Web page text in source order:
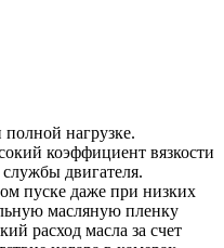
нагрузке.
коэффициент вязкости
двигателя.
пуске даже при низких
масляную пленку
расход масла за счет